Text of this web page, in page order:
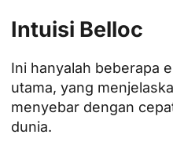
Intuisi Belloc
Ini hanyalah beberapa
utama, yang
menyebar dengan
dunia.